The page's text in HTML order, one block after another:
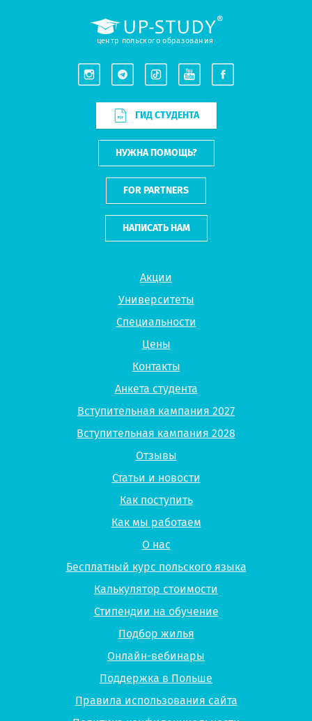
Акции
Университеты
Специальности
Цены
Контакты
Анкета студента
Вступительная кампания 2027
Вступительная кампания 2028
Отзывы
Статьи и новости
Как поступить
Как мы работаем
О нас
Бесплатный курс польского языка
Калькулятор стоимости
Стипендии на обучение
Подбор жилья
Онлайн-вебинары
Поддержка в Польше
Правила использования сайта
центр польского образования
ГИД СТУДЕНТА
НУЖНА ПОМОЩЬ?
FOR PARTNERS
НАПИСАТЬ НАМ